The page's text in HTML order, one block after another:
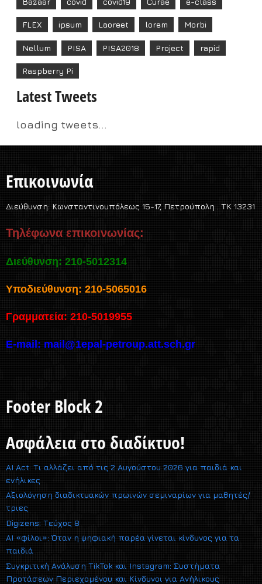
FLEX ipsum Laoreet lorem Morbi
Nellum PISA PISA2018 Project rapid
Raspberry Pi
Latest Tweets
loading tweets...
Επικοινωνία
Διεύθυνση: Κωνσταντινουπόλεως 15-17, Πετρούπολη . TK 13231
Τηλέφωνα επικοινωνίας:
Διεύθυνση: 210-5012314
Υποδιεύθυνση: 210-5065016
Γραμματεία: 210-5019955
E-mail: mail@1epal-petroup.att.sch.gr
Footer Block 2
Ασφάλεια στο διαδίκτυο!
AI Act: Τι αλλάζει από τις 2 Αυγούστου 2026 για παιδιά και
ενήλικες
Αξιολόγηση διαδικτυακών πρωινών σεμιναρίων για μαθητές/
τριες
Digizens: Τεύχος 8
AI «φίλοι»: Όταν η ψηφιακή παρέα γίνεται κίνδυνος για τα
παιδιά
Συγκριτική Ανάλυση TikTok και Instagram: Συστήματα
Προτάσεων Περιεχομένου και Κίνδυνοι για Ανήλικους